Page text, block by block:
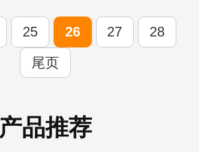
危害极大，也会影响饲养员健
康。 &n...
25 26 27 28
尾页
产品推荐